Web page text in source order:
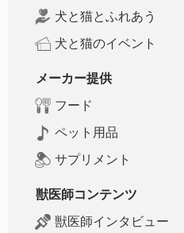
犬と猫とふれあう
犬と猫のイベント
メーカー提供
フード
ペット用品
サプリメント
獣医師コンテンツ
獣医師インタビュー